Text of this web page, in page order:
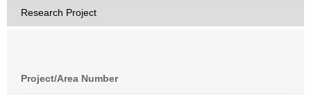
Research Project
Project/Area Number